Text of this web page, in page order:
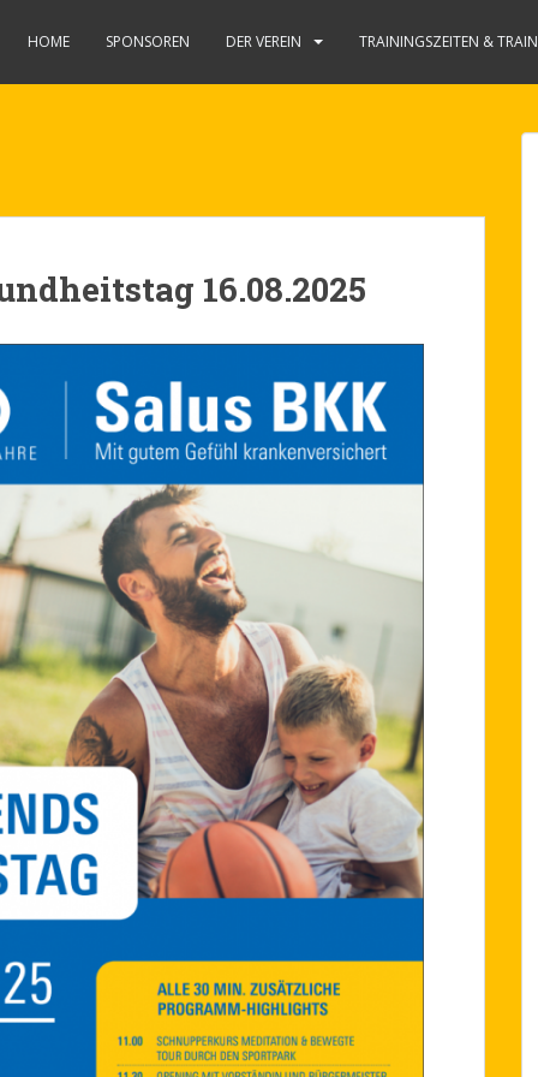
HOME SPONSOREN DER VEREIN TRAININGSZEITEN &
16.08.2025